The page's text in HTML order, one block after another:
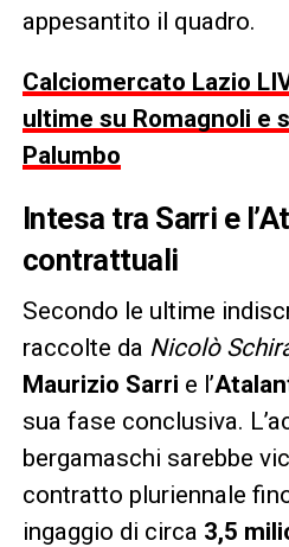
appesantito il quadro.
Calciomercato Lazio
ultime su Romagnoli e
Palumbo
Intesa tra Sarri e
contrattuali
Secondo le ultime
raccolte da Nicolò
Maurizio Sarri e l’
sua fase conclusiva.
bergamaschi sarebbe
contratto pluriennale
ingaggio di circa 3,5